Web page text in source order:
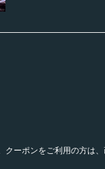
クーポンをご利用の方は